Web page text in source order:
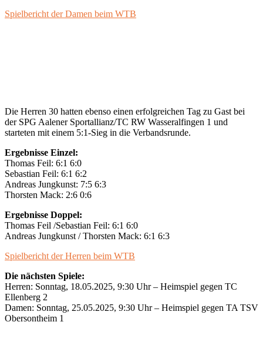
Spielbericht der Damen beim WTB
Die Herren 30 hatten ebenso einen erfolgreichen Tag zu Gast bei
der SPG Aalener Sportallianz/TC RW Wasseralfingen 1 und
starteten mit einem 5:1-Sieg in die Verbandsrunde.
Ergebnisse Einzel:
Thomas Feil: 6:1 6:0
Sebastian Feil: 6:1 6:2
Andreas Jungkunst: 7:5 6:3
Thorsten Mack: 2:6 0:6
Ergebnisse Doppel:
Thomas Feil /Sebastian Feil: 6:1 6:0
Andreas Jungkunst / Thorsten Mack: 6:1 6:3
Spielbericht der Herren beim WTB
Die nächsten Spiele:
Herren: Sonntag, 18.05.2025, 9:30 Uhr – Heimspiel gegen TC
Ellenberg 2
Damen: Sonntag, 25.05.2025, 9:30 Uhr – Heimspiel gegen TA TSV
Obersontheim 1